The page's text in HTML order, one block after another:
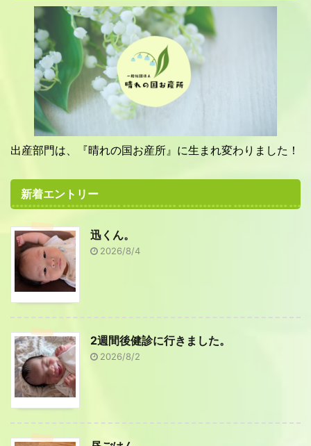
出産部門は、『晴れの国お産所』に生まれ変わりました！
新着エントリー
迅くん。
2026/8/4
2週間後健診に行きました。
2026/8/2